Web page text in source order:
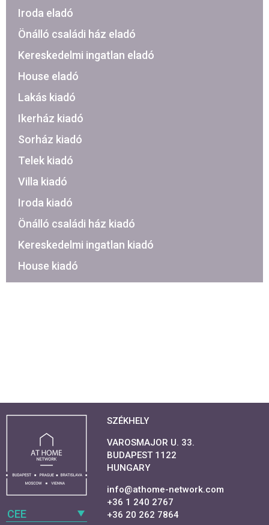
Iroda eladó
Önálló családi ház eladó
Kereskedelmi ingatlan eladó
House eladó
Lakás kiadó
Ikerház kiadó
Sorház kiadó
Telek kiadó
Villa kiadó
Iroda kiadó
Önálló családi ház kiadó
Kereskedelmi ingatlan kiadó
House kiadó
CEE
SZÉKHELY
VAROSMAJOR U. 33.
BUDAPEST 1122
HUNGARY
info@athome-network.com
+36 1 240 2767
+36 20 262 7864